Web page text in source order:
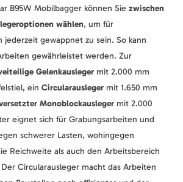
B95W Mobilbagger können Sie zwischen
wählen, um für
jederzeit gewappnet zu sein. So kann
gewährleistet werden. Zur
Gelenkausleger mit 2.000 mm
ein Circularausleger mit 1.650 mm
Monoblockausleger mit 2.000
eignet sich für Grabungsarbeiten und
schwerer Lasten, wohingegen
Reichweite als auch den Arbeitsbereich
Circularausleger macht das Arbeiten